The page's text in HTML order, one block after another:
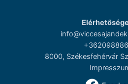
8000, Székesfehérvár